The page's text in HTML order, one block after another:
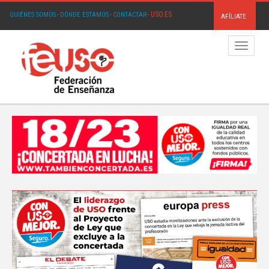
QUIÉNES SOMOS· DÓNDE ESTAMOS· CONTACTAR· USO.ES AFÍLIATE
Menú